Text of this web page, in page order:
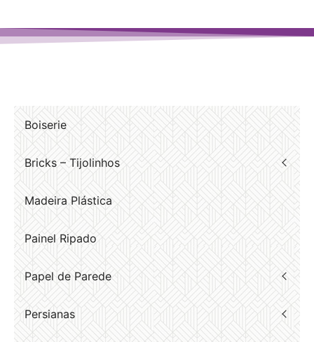
Boiserie
Bricks – Tijolinhos
Madeira Plástica
Painel Ripado
Papel de Parede
Persianas